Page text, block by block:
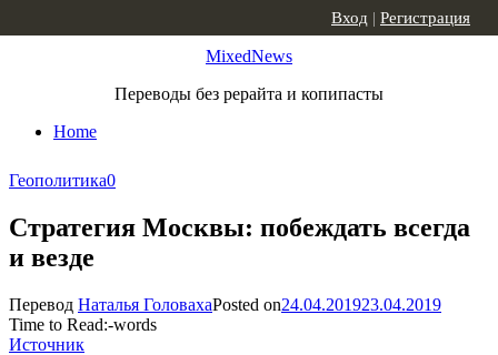
MixedNews
Переводы без рерайта и копипасты
Home
Вход | Регистрация
Геополитика0
Стратегия Москвы: побеждать всегда
и везде
Перевод Наталья ГоловахаPosted on24.04.201923.04.2019
Time to Read:-words
Источник